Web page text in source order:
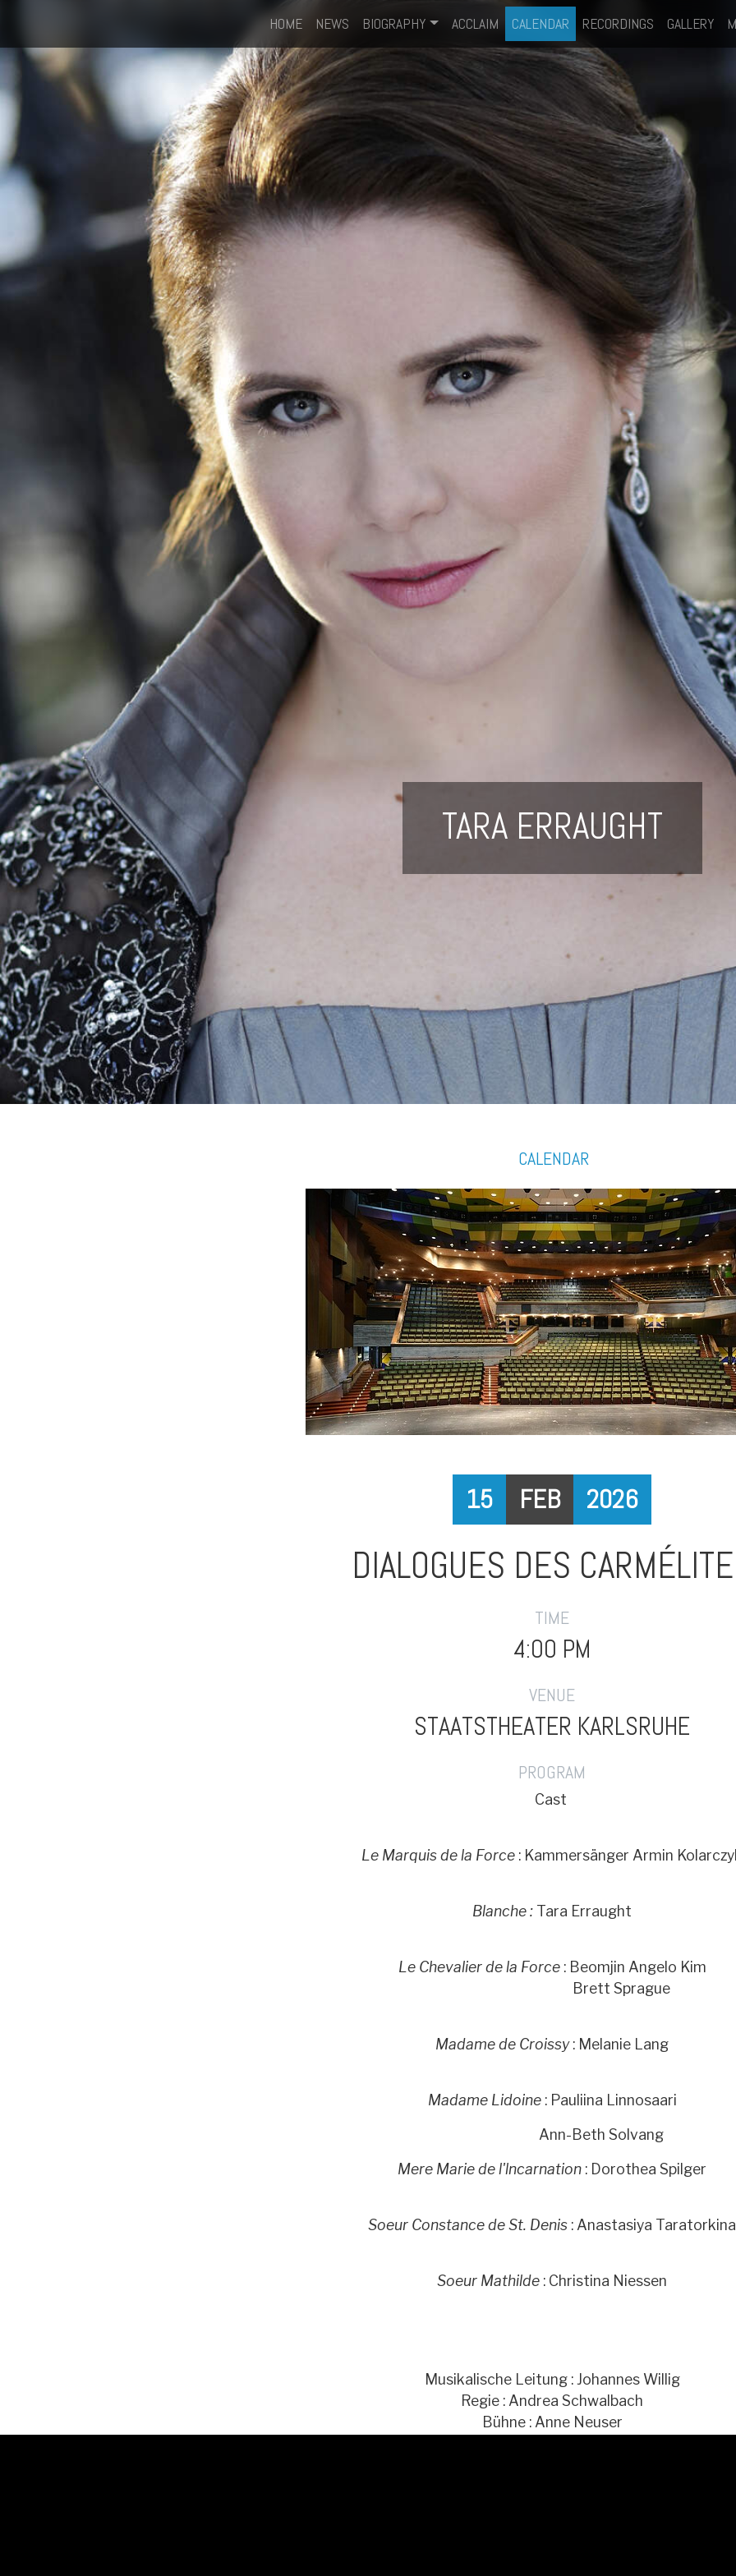
HOME NEWS BIOGRAPHY ACCLAIM CALENDAR RECORDINGS GALLERY
TARA ERRAUGHT
CALENDAR
FEB
15 2026
DIALOGUES DES
TIME
4:00 PM
VENUE
STAATSTHEATER KARLSRUHE
PROGRAM
Cast
Le Marquis de la Force : Kammersänger Armin
Blanche : Tara Erraught
Le Chevalier de la Force: Beomjin Angelo Kim
Brett Sprague
Madame de Croissy: Melanie Lang
Madame Lidoine: Pauliina Linnosaari
Ann-Beth Solvang
Mere Marie de l'lncarnation : Dorothea Spilger
Soeur Constance de St. Denis : Anastasiya Taratorkina
Soeur Mathilde : Christina Niessen
Musikalische Leitung : Johannes Willig
Regie : Andrea Schwalbach
Bühne : Anne Neuser